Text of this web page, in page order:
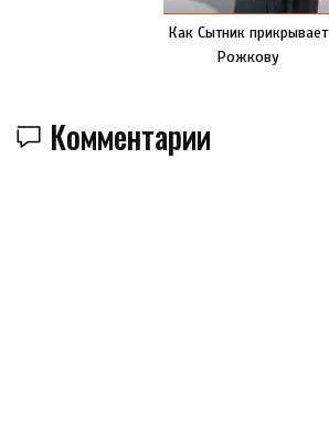
Как Сытник прикрывает
Рожкову
Комментарии